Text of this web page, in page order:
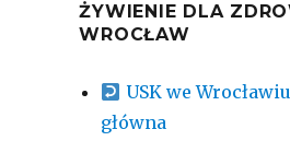
ŻYWIENIE DLA
WROCŁAW
USK we
główna